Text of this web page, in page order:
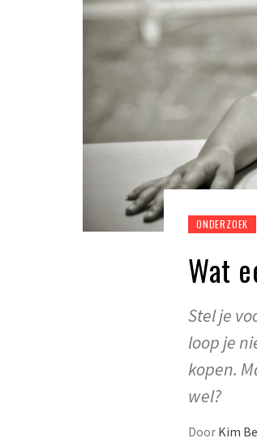
ONDERZOEK
Wat
Stel je
loop je
kopen.
wel?
Door Kim